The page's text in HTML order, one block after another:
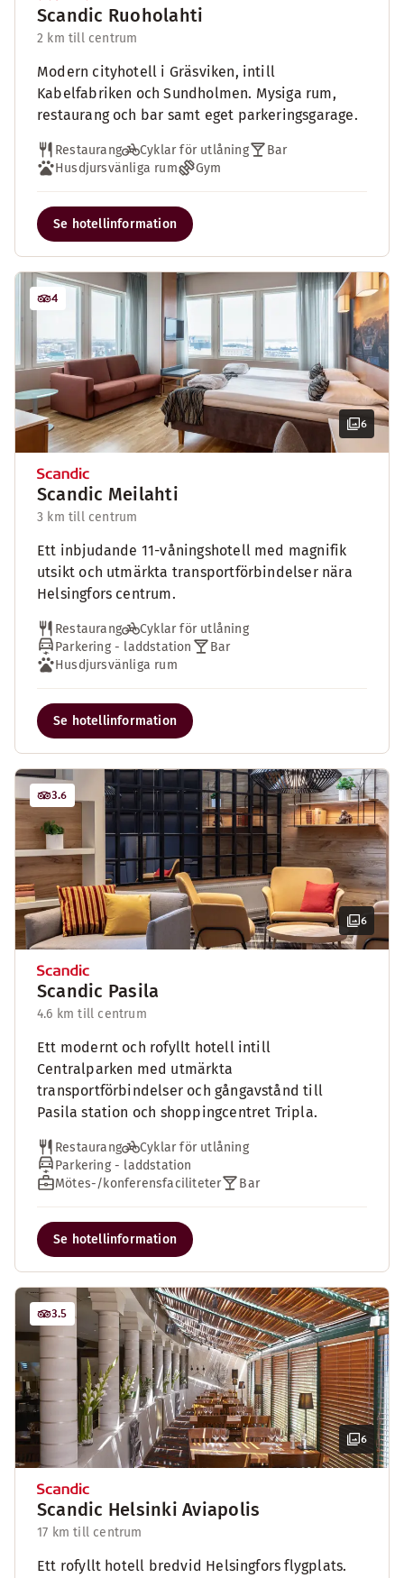
Scandic Ruoholahti
2 km till centrum
Modern cityhotell i Gräsviken, intill
Kabelfabriken och Sundholmen. Mysiga rum,
restaurang och bar samt eget parkeringsgarage.
Restaurang Cyklar för utlåning
Bar
Husdjursvänliga rum
Gym
Se hotellinformation
6
4
Scandic Meilahti
3 km till centrum
Ett inbjudande 11-våningshotell med magnifik
utsikt och utmärkta transportförbindelser nära
Helsingfors centrum.
Restaurang
Cyklar för utlåning
Parkering - laddstation
Bar
Husdjursvänliga rum
Se hotellinformation
6
3.6
Scandic Pasila
4.6 km till centrum
Ett modernt och rofyllt hotell intill
Centralparken med utmärkta
transportförbindelser och gångavstånd till
Pasila station och shoppingcentret Tripla.
Restaurang
Cyklar för utlåning
Parkering - laddstation
Mötes-/konferensfaciliteter
Bar
Se hotellinformation
6
3.5
Scandic Helsinki Aviapolis
17 km till centrum
Ett rofyllt hotell bredvid Helsingfors flygplats.